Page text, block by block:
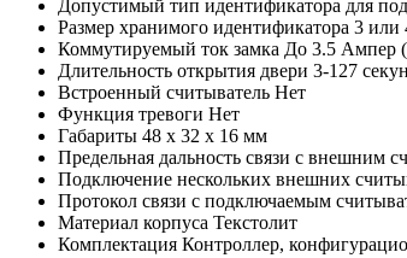
Допустимый тип идентификатора для
Размер хранимого идентификатора 3 или
Коммутируемый ток замка До 3.5 Ампер
Длительность открытия двери 3-127
Встроенный считыватель Нет
Функция тревоги Нет
Габариты 48 х 32 х 16 мм
Предельная дальность связи с внешним
Подключение нескольких внешних
Протокол связи с подключаемым
Материал корпуса Текстолит
Комплектация Контроллер,